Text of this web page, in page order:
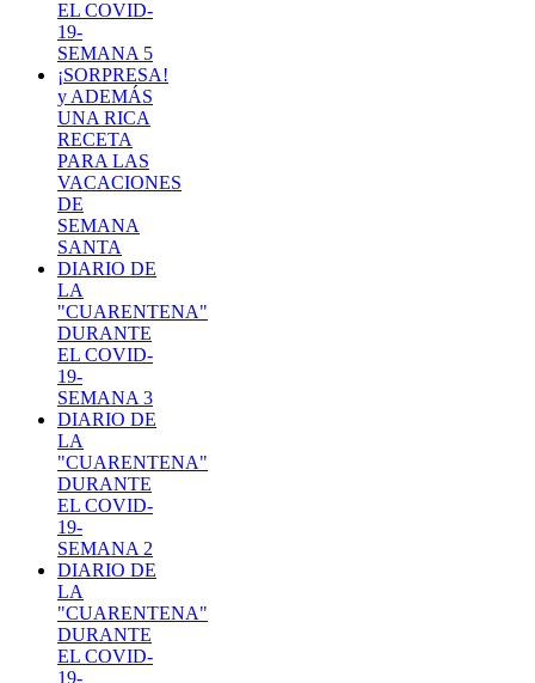
EL COVID-
19-
SEMANA 5
¡SORPRESA!
y ADEMÁS
UNA RICA
RECETA
PARA LAS
VACACIONES
DE
SEMANA
SANTA
DIARIO DE
LA
"CUARENTENA"
DURANTE
EL COVID-
19-
SEMANA 3
DIARIO DE
LA
"CUARENTENA"
DURANTE
EL COVID-
19-
SEMANA 2
DIARIO DE
LA
"CUARENTENA"
DURANTE
EL COVID-
19-